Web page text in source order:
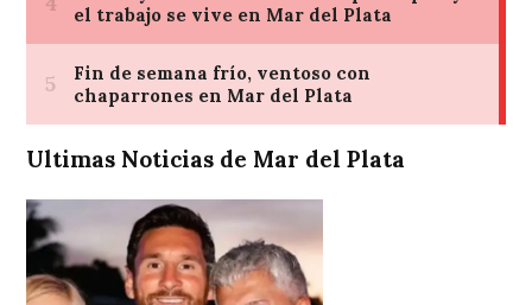
Ultimas Noticias de Mar del Plata